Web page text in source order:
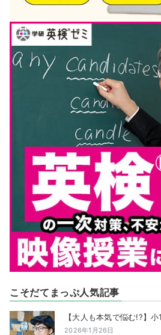
こそだてまっぷ人気記事
【大人も本気で悩む!?】
2026年1月26日